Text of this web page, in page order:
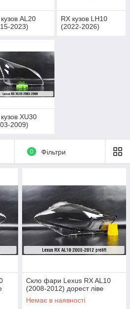
AL20
2023)
RX кузов LH10
(2022-2026)
XU30
2009)
0 Фільтри
Скло фари Lexus RX AL10
(2008-2012) дорест ліве
Немає в наявності